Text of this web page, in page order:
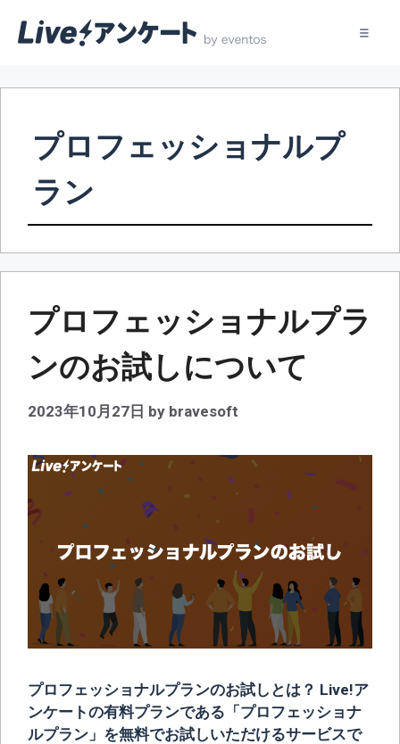
ッ
プロフェッショナルプ
ラン
プロフェッショナルプラ
ンのお試しについて
2023年10月27日 by bravesoft
プロフェッショナルプランのお試しとは？ Live!ア
ンケートの有料プランである「プロフェッショナ
ルプラン」を無料でお試しいただけるサービスで